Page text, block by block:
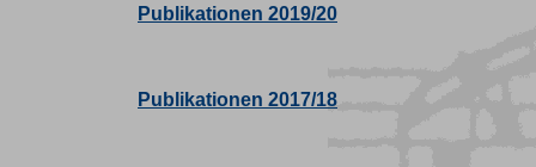
Publikationen 2019/20
Publikationen 2017/18